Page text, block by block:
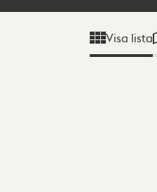
Visa lista